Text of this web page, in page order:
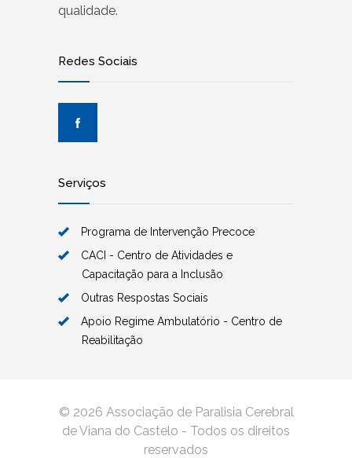
qualidade.
Redes Sociais
Serviços
Programa de Intervenção Precoce
CACI - Centro de Atividades e
Capacitação para a Inclusão
Outras Respostas Sociais
Apoio Regime Ambulatório - Centro de
Reabilitação
© 2026 Associação de Paralisia Cerebral
de Viana do Castelo - Todos os direitos
reservados